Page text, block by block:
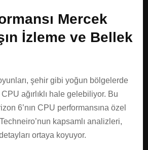
Mercek
İzleme ve Bellek
şehir gibi yoğun bölgelerde
CPU ağırlıklı hale gelebiliyor. Bu
6’nın CPU performansına özel
kapsamlı analizleri,
ortaya koyuyor.